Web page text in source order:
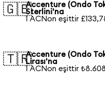
🇬🇧Accenture (Ondo
Sterlini'na
1 ACNon eşittir
🇹🇷Accenture (Ondo
Lirası'na
1 ACNon eşittir